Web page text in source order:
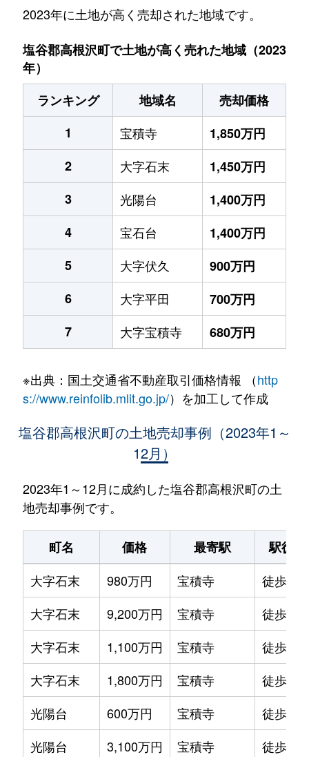
2023年に土地が高く売却された地域です。
塩谷郡高根沢町で土地が高く売れた地域（2023
年）
ランキング
地域名
売却価格
1
宝積寺
1,850万円
2
大字石末
1,450万円
3
光陽台
1,400万円
4
宝石台
1,400万円
5
大字伏久
900万円
6
大字平田
700万円
7
大字宝積寺 680万円
※出典：国土交通省不動産取引価格情報 （http
s://www.reinfolib.mlit.go.jp/）を加工して作成
塩谷郡高根沢町の土地売却事例（2023年1～
12月）
2023年1～12月に成約した塩谷郡高根沢町の土
地売却事例です。
町名 価格 最寄駅
駅徒歩
大字石末
980万円 宝積寺
徒歩15
大字石末
9,200万円 宝積寺
徒歩15
大字石末
1,100万円 宝積寺
徒歩19
大字石末
1,800万円 宝積寺
徒歩11
光陽台
600万円 宝積寺
徒歩19
光陽台
3,100万円 宝積寺
徒歩14